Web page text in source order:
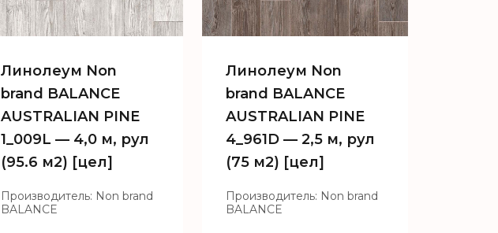
Линолеум Non
brand BALANCE
AUSTRALIAN PINE
1_009L — 4,0 м, рул
(95.6 м2) [цел]
Производитель: Non brand
BALANCE
Линолеум Non
brand BALANCE
AUSTRALIAN PINE
4_961D — 2,5 м, рул
(75 м2) [цел]
Производитель: Non brand
BALANCE